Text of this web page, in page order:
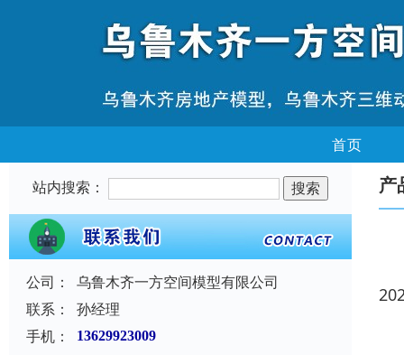
首页
站内搜索：
公司：
乌鲁木齐一方空间模型有限公司
联系：
孙经理
手机：
13629923009
产